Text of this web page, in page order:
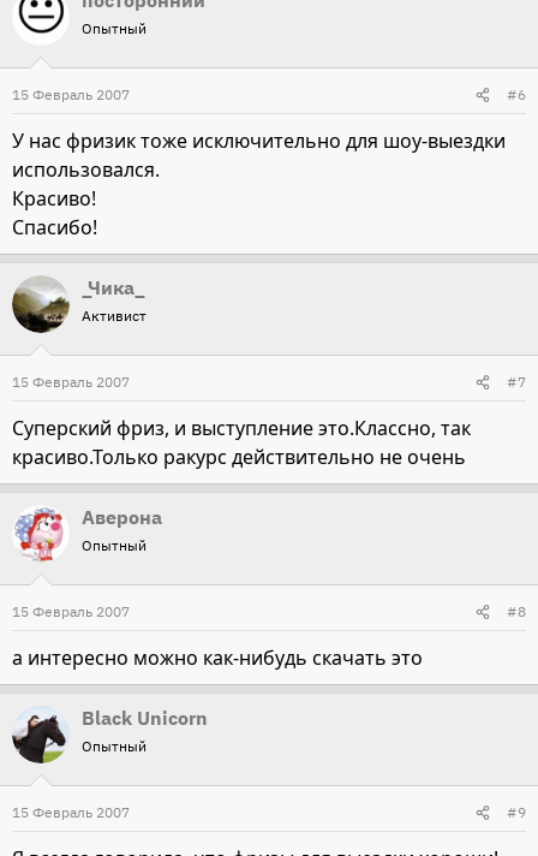
Опытный
15 Февраль 2007 #6
У нас фризик тоже исключительно для шоу-выездки
использовался.
Красиво!
Спасибо!
_Чика_
Активист
15 Февраль 2007 #7
Суперский фриз, и выступление это.Классно, так
красиво.Только ракурс действительно не очень
Аверона
Опытный
15 Февраль 2007 #8
а интересно можно как-нибудь скачать это
Black Unicorn
Опытный
15 Февраль 2007 #9